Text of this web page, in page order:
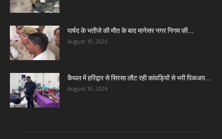
पार्षद के भतीजे की मौत के बाद मानेसर नगर निगम की...
August 10, 2026
कैथल में हरिद्वार से सिरसा लौट रही कांवड़ियों से भरी पिकअप...
August 10, 2026